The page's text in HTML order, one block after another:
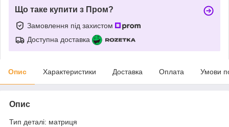
Що таке купити з Пром?
Замовлення під захистом
Доступна доставка
Опис Характеристики Доставка Оплата Умови
Опис
Тип деталі: матриця